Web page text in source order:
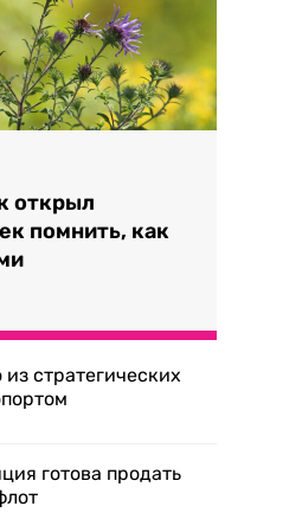
открыл
помнить, как
стратегических
готова продать